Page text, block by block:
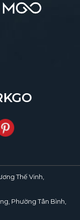
Thế Vinh,
Phường Tân Bình,